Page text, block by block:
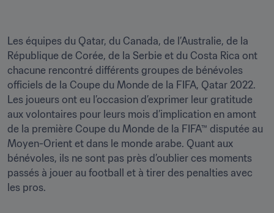
Les équipes du Qatar, du Canada, de l’Australie, de la
République de Corée, de la Serbie et du Costa Rica ont
chacune rencontré différents groupes de bénévoles
officiels de la Coupe du Monde de la FIFA, Qatar 2022.
Les joueurs ont eu l’occasion d’exprimer leur gratitude
aux volontaires pour leurs mois d’implication en amont
de la première Coupe du Monde de la FIFA™ disputée au
Moyen-Orient et dans le monde arabe. Quant aux
bénévoles, ils ne sont pas près d’oublier ces moments
passés à jouer au football et à tirer des penalties avec
les pros.